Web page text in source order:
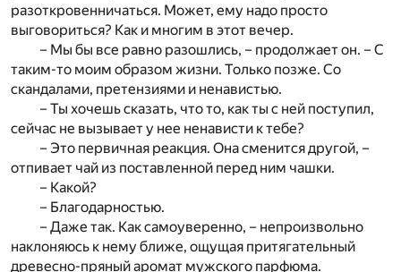
разоткровенничаться. Может, ему надо просто
выговориться? Как и многим в этот вечер.
– Мы бы все равно разошлись, – продолжает он. – С
таким-то моим образом жизни. Только позже. Со
скандалами, претензиями и ненавистью.
– Ты хочешь сказать, что то, как ты с ней поступил,
сейчас не вызывает у нее ненависти к тебе?
– Это первичная реакция. Она сменится другой, –
отпивает чай из поставленной перед ним чашки.
– Какой?
– Благодарностью.
– Даже так. Как самоуверенно, – непроизвольно
наклоняюсь к нему ближе, ощущая притягательный
древесно-пряный аромат мужского парфюма.